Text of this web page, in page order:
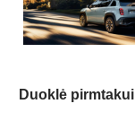
Duoklė pirmtakui